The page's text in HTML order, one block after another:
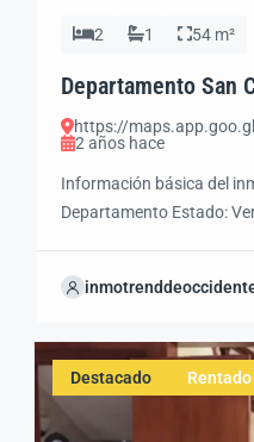
2 1 54 m²
Departamento San
Jocotepec, Jal.
https://
2 años hace
Información básica del
Departamento Estado:
Recamaras: 2 Banos: 1
Destacado Rentado